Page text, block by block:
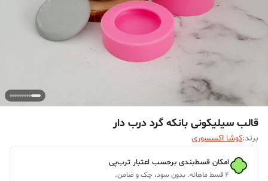
قالب سیلیکونی بانکه گرد درب دار
برند:کوشا اکسسوری
امکان قسط‌بندی برحسب اعتبار ترب‌پی
۴ قسط ماهانه. بدون سود، چک و ضامن.